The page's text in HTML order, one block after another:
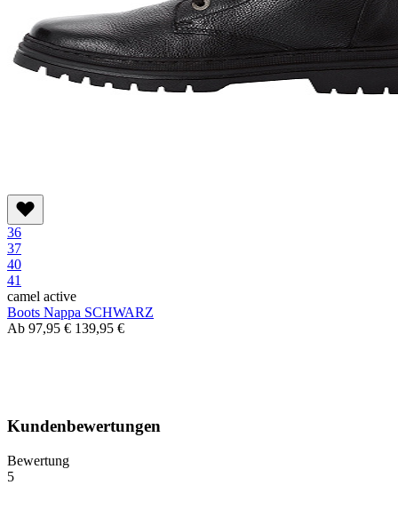
36
37
40
41
camel active
Boots Nappa SCHWARZ
Ab 97,95 € 139,95 €
Kundenbewertungen
Bewertung
5